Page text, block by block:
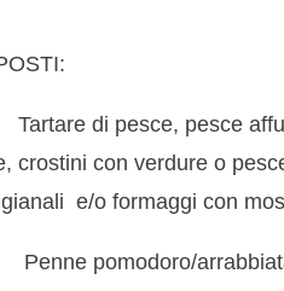
di pesce, pesce
crostini con verdure
e/oformaggi con
pomodoro/